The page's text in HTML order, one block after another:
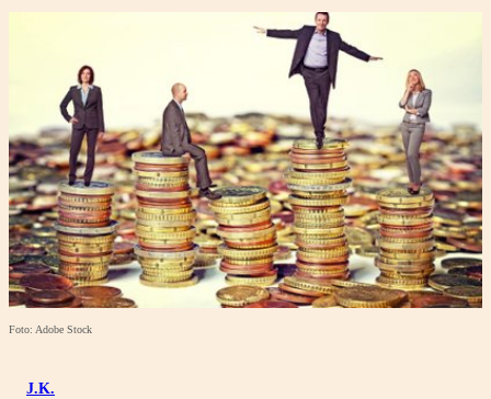
Foto: Adobe Stock
J.K.